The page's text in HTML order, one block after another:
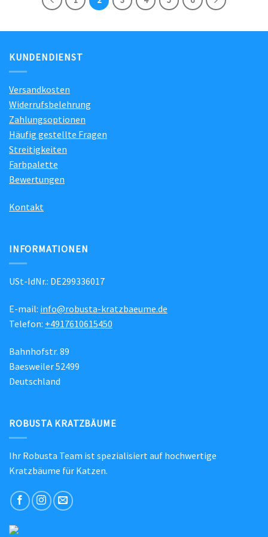
KUNDENDIENST
Versandkosten
Widerrufsbelehrung
Zahlungsoptionen
Häufig gestellte Fragen
Streitigkeiten
Farbpalette
Bewertungen
Kontakt
INFORMATIONEN
USt-IdNr.: DE299336017
E-mail: info@robusta-kratzbaeume.de
Telefon: +4917610615450
Bahnhofstr. 89
Baesweiler 52499
Deutschland
ROBUSTA KRATZBÄUME
Ihr Robusta Team ist spezialisiert auf hochwertige
Kratzbäume für Katzen.